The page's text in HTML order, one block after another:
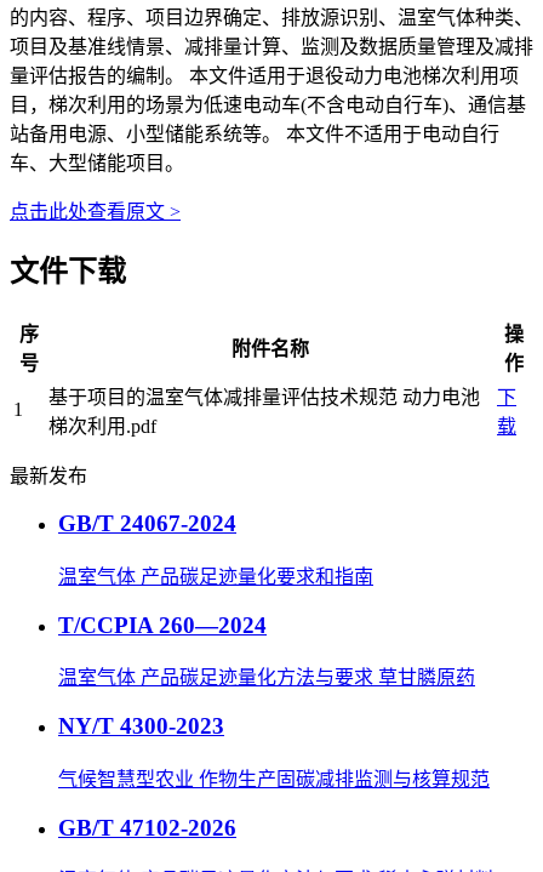
的内容、程序、项目边界确定、排放源识别、温室气体种类、
项目及基准线情景、减排量计算、监测及数据质量管理及减排
量评估报告的编制。 本文件适用于退役动力电池梯次利用项
目，梯次利用的场景为低速电动车(不含电动自行车)、通信基
站备用电源、小型储能系统等。 本文件不适用于电动自行
车、大型储能项目。
点击此处查看原文 >
文件下载
序
号
附件名称
操
作
1
基于项目的温室气体减排量评估技术规范 动力电池
梯次利用.pdf
下
载
最新发布
GB/T 24067-2024
温室气体 产品碳足迹量化要求和指南
T/CCPIA 260—2024
温室气体 产品碳足迹量化方法与要求 草甘膦原药
NY/T 4300-2023
气候智慧型农业 作物生产固碳减排监测与核算规范
GB/T 47102-2026